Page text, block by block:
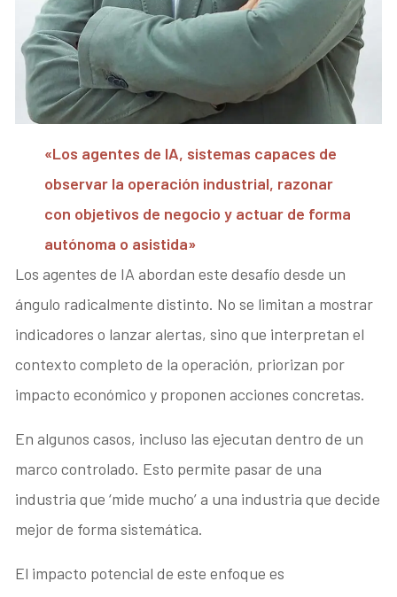
«Los agentes de IA, sistemas capaces de
observar la operación industrial, razonar
con objetivos de negocio y actuar de forma
autónoma o asistida»
Los agentes de IA abordan este desafío desde un
ángulo radicalmente distinto. No se limitan a mostrar
indicadores o lanzar alertas, sino que interpretan el
contexto completo de la operación, priorizan por
impacto económico y proponen acciones concretas.
En algunos casos, incluso las ejecutan dentro de un
marco controlado. Esto permite pasar de una
industria que ‘mide mucho’ a una industria que decide
mejor de forma sistemática.
El impacto potencial de este enfoque es